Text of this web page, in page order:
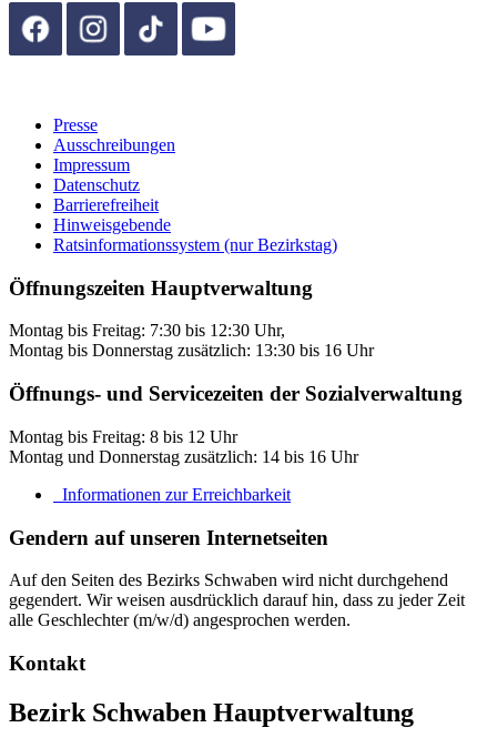
Presse
Ausschreibungen
Impressum
Datenschutz
Barrierefreiheit
Hinweisgebende
Ratsinformationssystem (nur Bezirkstag)
Öffnungszeiten Hauptverwaltung
Montag bis Freitag: 7:30 bis 12:30 Uhr,
Montag bis Donnerstag zusätzlich: 13:30 bis 16 Uhr
Öffnungs- und Servicezeiten der Sozialverwaltung
Montag bis Freitag: 8 bis 12 Uhr
Montag und Donnerstag zusätzlich: 14 bis 16 Uhr
Informationen zur Erreichbarkeit
Gendern auf unseren Internetseiten
Auf den Seiten des Bezirks Schwaben wird nicht durchgehend
gegendert. Wir weisen ausdrücklich darauf hin, dass zu jeder Zeit
alle Geschlechter (m/w/d) angesprochen werden.
Kontakt
Bezirk Schwaben Hauptverwaltung